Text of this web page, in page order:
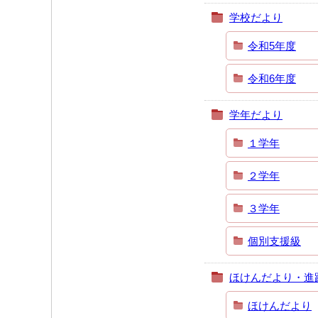
学校だより
令和5年度
令和6年度
学年だより
１学年
２学年
３学年
個別支援級
ほけんだより・進
ほけんだより